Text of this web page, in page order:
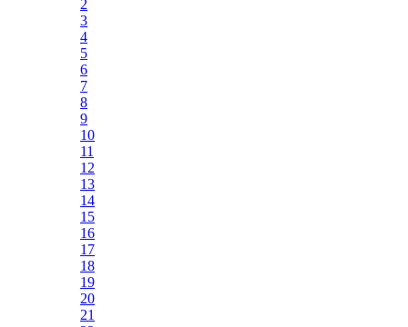
2
3
4
5
6
7
8
9
10
11
12
13
14
15
16
17
18
19
20
21